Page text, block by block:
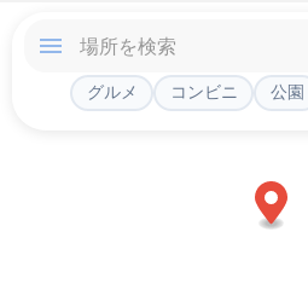
グルメ コンビニ 公園